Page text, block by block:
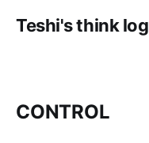
Teshi's think log
CONTROL